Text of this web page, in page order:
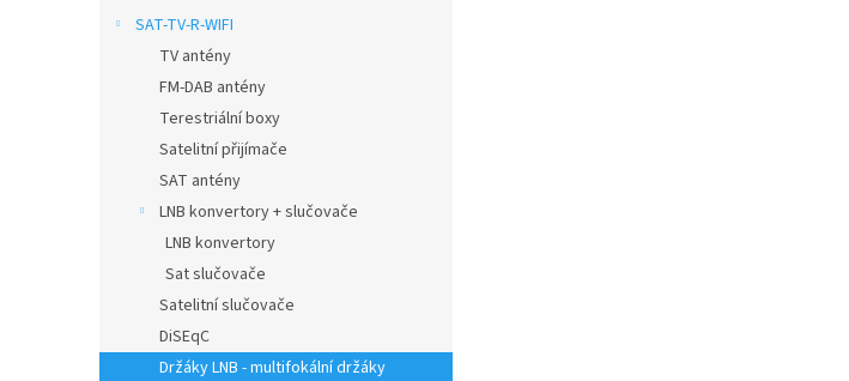
SAT-TV-R-WIFI
TV antény
FM-DAB antény
Terestriální boxy
Satelitní přijímače
SAT antény
LNB konvertory + slučovače
LNB konvertory
Sat slučovače
Satelitní slučovače
DiSEqC
Držáky LNB - multifokální držáky